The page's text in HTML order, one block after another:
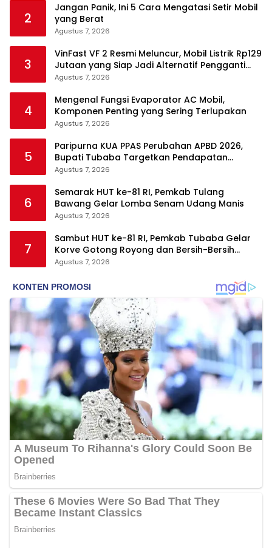
2
Jangan Panik, Ini 5 Cara Mengatasi Setir Mobil
yang Berat
Agustus 7, 2026
3
VinFast VF 2 Resmi Meluncur, Mobil Listrik Rp129
Jutaan yang Siap Jadi Alternatif Pengganti
Motor
Agustus 7, 2026
4
Mengenal Fungsi Evaporator AC Mobil,
Komponen Penting yang Sering Terlupakan
Agustus 7, 2026
5
Paripurna KUA PPAS Perubahan APBD 2026,
Bupati Tubaba Targetkan Pendapatan
Daerah Rp820,3 Miliar
Agustus 7, 2026
6
Semarak HUT ke-81 RI, Pemkab Tulang
Bawang Gelar Lomba Senam Udang Manis
Agustus 7, 2026
7
Sambut HUT ke-81 RI, Pemkab Tubaba Gelar
Korve Gotong Royong dan Bersih-Bersih
Serentak
Agustus 7, 2026